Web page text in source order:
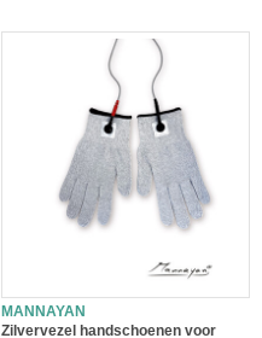
MANNAYAN
Zilvervezel handschoenen voor